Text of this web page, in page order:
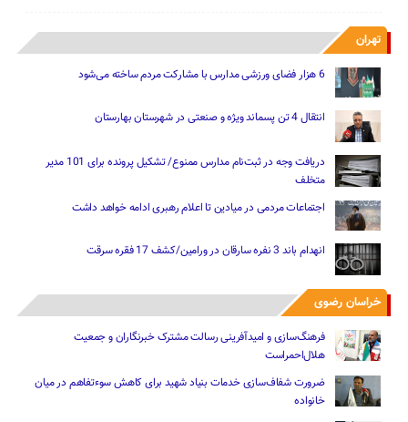
تهران
6 هزار فضای ورزشی مدارس با مشارکت مردم ساخته می‌شود
انتقال 4 تن پسماند ویژه و صنعتی در شهرستان بهارستان
دریافت وجه در ثبت‌نام مدارس ممنوع/ تشکیل پرونده برای 101 مدیر
متخلف
اجتماعات مردمی در میادین تا اعلام رهبری ادامه خواهد داشت
انهدام باند 3 نفره سارقان در ورامین/کشف 17 فقره سرقت
خراسان رضوی
فرهنگ‌سازی و امیدآفرینی رسالت‌ مشترک خبرنگاران و جمعیت
هلال‌احمراست
ضرورت شفاف‌سازی خدمات بنیاد شهید برای کاهش سوءتفاهم‌ در میان
خانواده